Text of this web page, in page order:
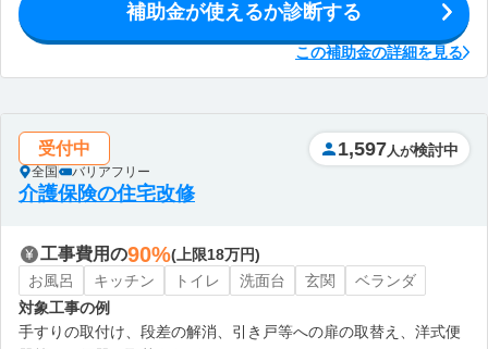
補助金が使えるか診断する
この補助金の詳細を見る
受付中
全国 バリアフリー
1,597 人が検討中
介護保険の住宅改修
工事費用の90%(上限18万円)
お風呂
キッチン トイレ 洗面台 玄関
ベランダ
対象工事の例
手すりの取付け、段差の解消、引き戸等への扉の取替え、洋式便